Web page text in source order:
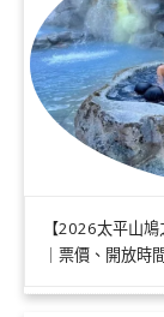
【2026太平山
｜票價、開放時